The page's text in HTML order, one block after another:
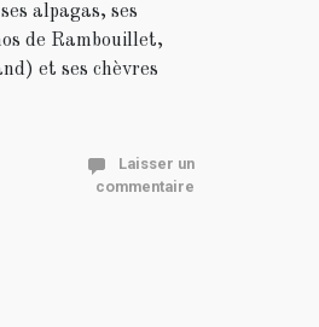
alpagas, ses
de Rambouillet,
et ses chèvres
Laisser un
commentaire